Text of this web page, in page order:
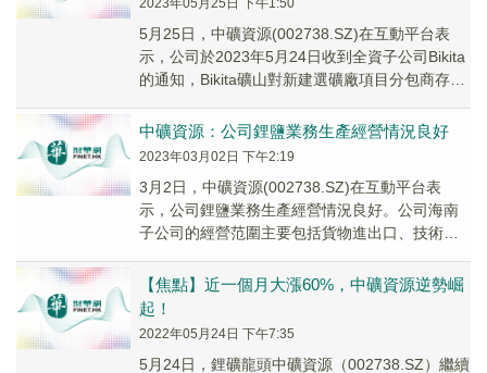
2023年05月25日 下午1:50
5月25日，中礦資源(002738.SZ)在互動平台表
示，公司於2023年5月24日收到全資子公司Bikita
的通知，Bikita礦山對新建選礦廠項目分包商存在
中礦資源：公司鋰鹽業務生產經營情況良好
2023年03月02日 下午2:19
3月2日，中礦資源(002738.SZ)在互動平台表
示，公司鋰鹽業務生產經營情況良好。公司海南
子公司的經營范圍主要包括貨物進出口、技術進
【焦點】近一個月大漲60%，中礦資源逆勢崛
起！
2022年05月24日 下午7:35
5月24日，鋰礦龍頭中礦資源（002738.SZ）繼續